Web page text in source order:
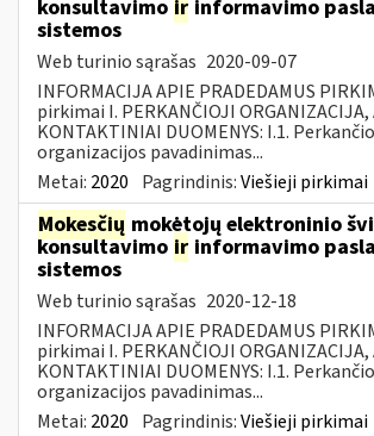
konsultavimo ir informavimo
sistemos
Web turinio sąrašas 2020-09-07
INFORMACIJA APIE PRADEDAMUS
pirkimai I. PERKANČIOJI ORGANIZACIJA,
KONTAKTINIAI DUOMENYS: I.1.
organizacijos pavadinimas...
Metai: 2020 Pagrindinis:Viešieji pirkimai
Mokesčių mokėtojų elektroninio
konsultavimo ir informavimo
sistemos
Web turinio sąrašas 2020-12-18
INFORMACIJA APIE PRADEDAMUS
pirkimai I. PERKANČIOJI ORGANIZACIJA,
KONTAKTINIAI DUOMENYS: I.1.
organizacijos pavadinimas...
Metai: 2020 Pagrindinis:Viešieji pirkimai